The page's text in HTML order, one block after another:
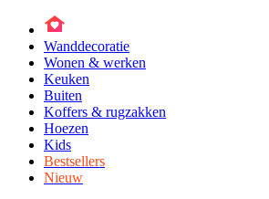
Wanddecoratie
Wonen & werken
Keuken
Buiten
Koffers & rugzakken
Hoezen
Kids
Bestsellers
Nieuw